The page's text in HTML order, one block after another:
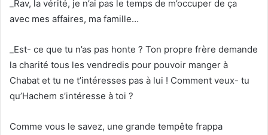
_Rav, la vérité, je n’ai pas le temps de m’occuper de ça
avec mes affaires, ma famille…
_Est- ce que tu n’as pas honte ? Ton propre frère demande
la charité tous les vendredis pour pouvoir manger à
Chabat et tu ne t’intéresses pas à lui ! Comment veux- tu
qu’Hachem s’intéresse à toi ?
Comme vous le savez, une grande tempête frappa